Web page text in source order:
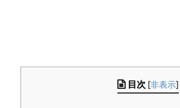
目次 [非表示]